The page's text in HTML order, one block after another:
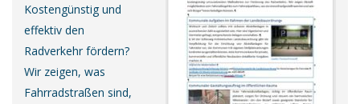
Kostengünstig und
effektiv den
Radverkehr fördern?
Wir zeigen, was
Fahrradstraßen sind,